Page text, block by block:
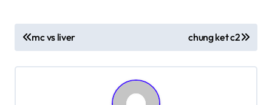
Đ
i
ề
mc vs liver chung ket c2